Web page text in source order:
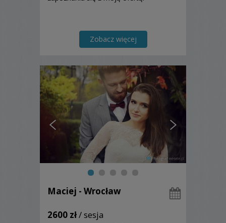
Zobacz więcej
Maciej - Wrocław
2600 zł/ sesja